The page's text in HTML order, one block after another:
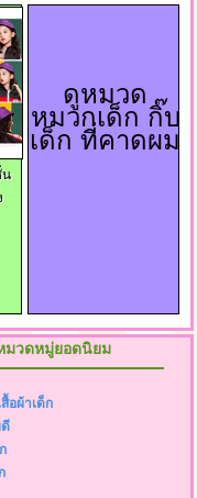
น
ดูหมวด
หมวกเด็ก กิ๊บ
เด็ก ที่คาดผม
มวดหมู่ยอดนิยม
สื้อผ้าเด็ก